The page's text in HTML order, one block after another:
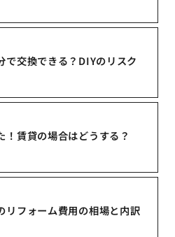
で交換できる？DIYのリスク
！賃貸の場合はどうする？
リフォーム費用の相場と内訳